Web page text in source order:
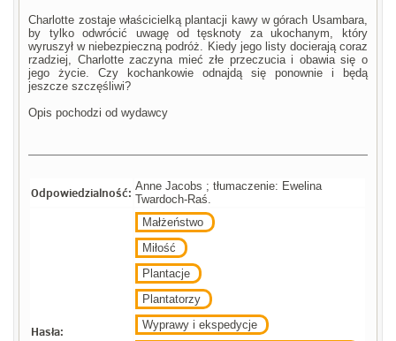
Charlotte zostaje właścicielką plantacji kawy w górach Usambara,
by tylko odwrócić uwagę od tęsknoty za ukochanym, który
wyruszył w niebezpieczną podróż. Kiedy jego listy docierają coraz
rzadziej, Charlotte zaczyna mieć złe przeczucia i obawia się o
jego życie. Czy kochankowie odnajdą się ponownie i będą
jeszcze szczęśliwi?
Opis pochodzi od wydawcy
Odpowiedzialność: Anne Jacobs ; tłumaczenie: Ewelina
Twardoch-Raś.
Hasła:
Małżeństwo
Miłość
Plantacje
Plantatorzy
Wyprawy i ekspedycje